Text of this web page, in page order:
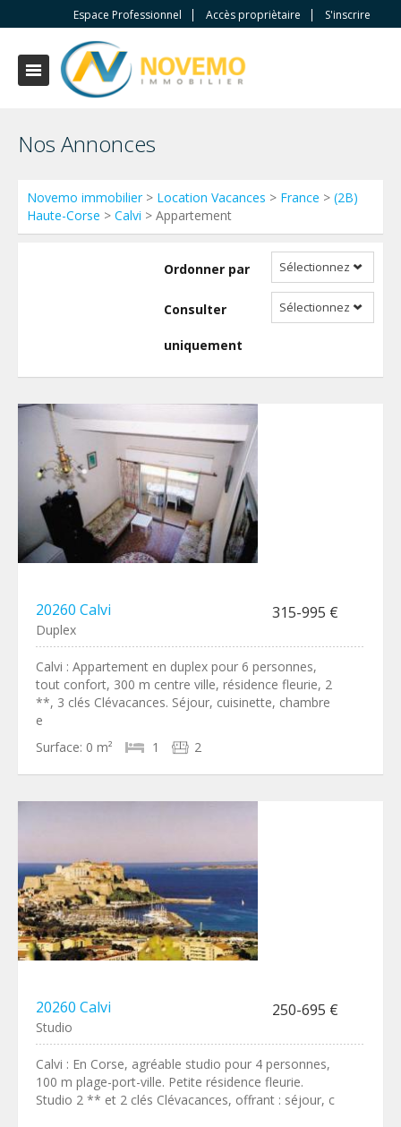
Espace Professionnel Accès propriètaire S'inscrire
Nos Annonces
Novemo immobilier> Location Vacances > France > (2B)
Haute-Corse > Calvi > Appartement
Ordonner par Sélectionnez
Consulter
uniquement
Sélectionnez
20260 Calvi 315-995 €
Duplex
Calvi : Appartement en duplex pour 6 personnes,
tout confort, 300 m centre ville, résidence fleurie, 2
**, 3 clés Clévacances. Séjour, cuisinette, chambre
e
Surface: 0 m² 1 2
20260 Calvi 250-695 €
Studio
Calvi : En Corse, agréable studio pour 4 personnes,
100 m plage-port-ville. Petite résidence fleurie.
Studio 2 ** et 2 clés Clévacances, offrant : séjour, c